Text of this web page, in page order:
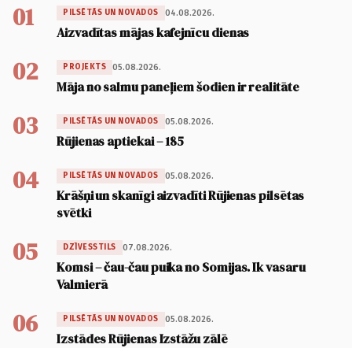
01 PILSĒTĀS UN NOVADOS 04.08.2026.
Aizvadītas mājas kafejnīcu dienas
02 PROJEKTS 05.08.2026.
Māja no salmu paneļiem šodien ir realitāte
03 PILSĒTĀS UN NOVADOS 05.08.2026.
Rūjienas aptiekai – 185
04 PILSĒTĀS UN NOVADOS 05.08.2026.
Krāšņi un skanīgi aizvadīti Rūjienas pilsētas
svētki
05 DZĪVESSTILS 07.08.2026.
Komsi – čau-čau puika no Somijas. Ik vasaru
Valmierā
06 PILSĒTĀS UN NOVADOS 05.08.2026.
Izstādes Rūjienas Izstāžu zālē